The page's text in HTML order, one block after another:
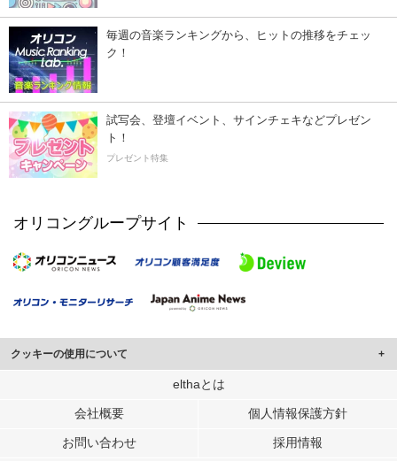
毎週の音楽ランキングから、ヒットの推移をチェッ
ク！
試写会、登壇イベント、サインチェキなどプレゼン
ト！
プレゼント特集
オリコングループサイト
クッキーの使用について
このサイトでは Cookie を使用して、ユーザーに合わせたコンテンツや広告の
行っています。
メディアや広告配信、データ解析の各パートナーに提供しています。
elthaとは
会社概要 個人情報保護方針
お問い合わせ
採用情報